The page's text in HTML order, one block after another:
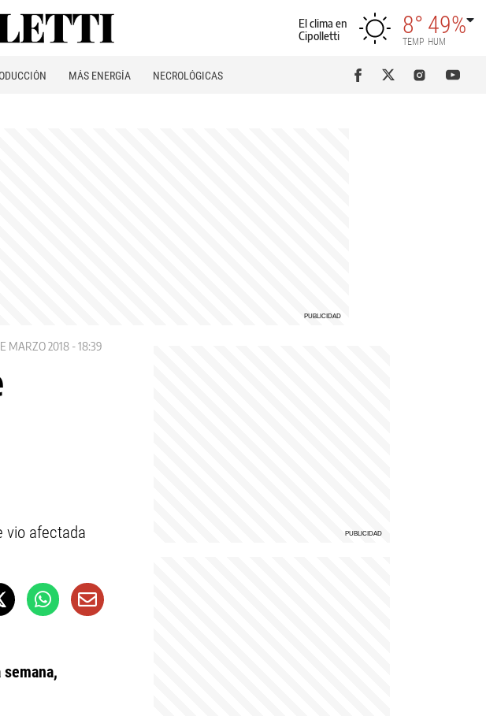
El clima en
Cipolletti
8°
TEMP
49%
HUM
MÁS ENERGÍA NECROLÓGICAS
MARZO 2018 - 18:39
vio afectada